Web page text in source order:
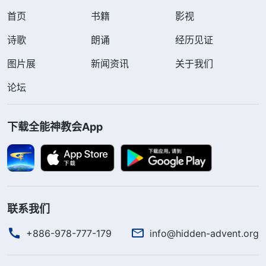
首页 书籍
影视
诗歌
朗诵
经历见证
图片展
新闻资讯
关于我们
论坛
下载全能神教会App
联系我们
+886-978-777-179 info@hidden-advent.org